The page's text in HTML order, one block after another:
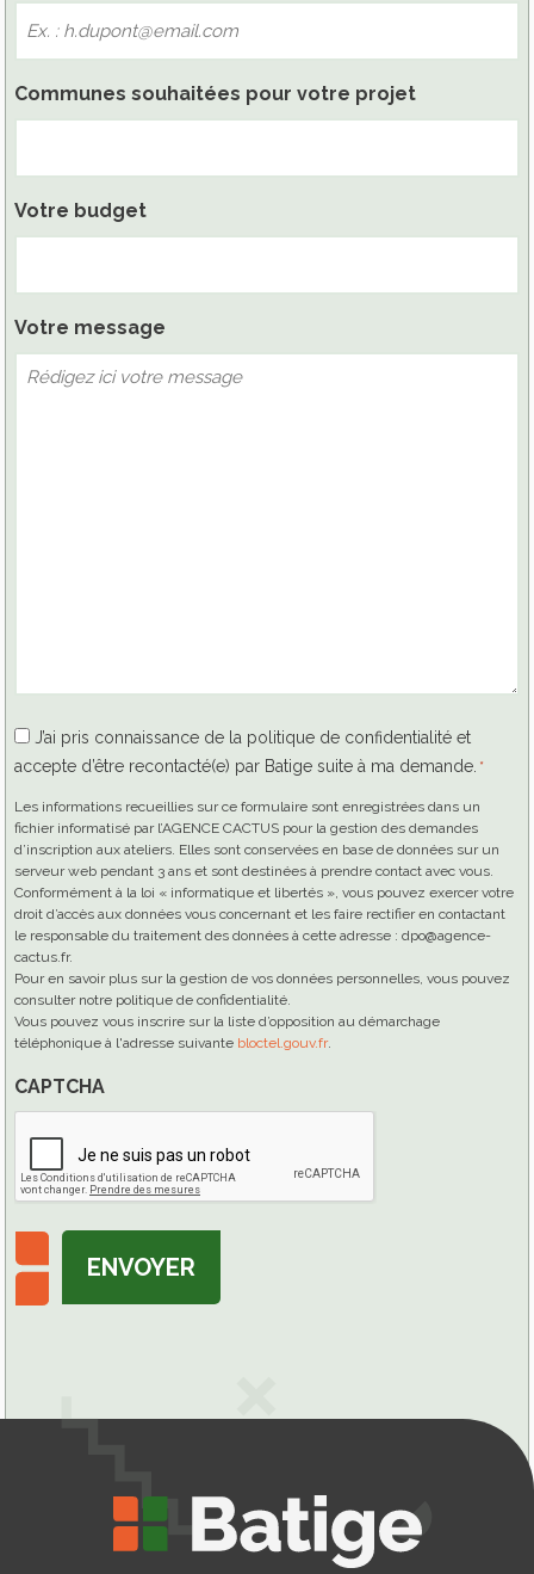
Communes souhaitées pour votre projet
Votre budget
Votre message
RGPD
*
J’ai pris connaissance de la politique de confidentialité et
accepte d’être recontacté(e) par Batige suite à ma demande. *
Les informations recueillies sur ce formulaire sont enregistrées dans un
fichier informatisé par l’AGENCE CACTUS pour la gestion des demandes
d’inscription aux ateliers. Elles sont conservées en base de données sur un
serveur web pendant 3 ans et sont destinées à prendre contact avec vous.
Conformément à la loi « informatique et libertés », vous pouvez exercer votre
droit d’accès aux données vous concernant et les faire rectifier en contactant
le responsable du traitement des données à cette adresse : dpo@agence-
cactus.fr.
Pour en savoir plus sur la gestion de vos données personnelles, vous pouvez
consulter notre politique de confidentialité.
Vous pouvez vous inscrire sur la liste d’opposition au démarchage
téléphonique à l'adresse suivante bloctel.gouv.fr.
CAPTCHA
ENVOYER